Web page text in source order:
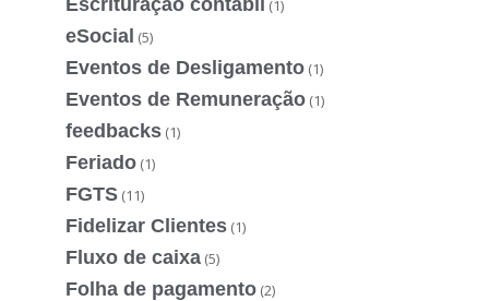
(1)
eSocial (5)
Eventos de Desligamento (1)
Eventos de Remuneração (1)
feedbacks (1)
Feriado (1)
FGTS (11)
Fidelizar Clientes (1)
Fluxo de caixa (5)
Folha de pagamento (2)